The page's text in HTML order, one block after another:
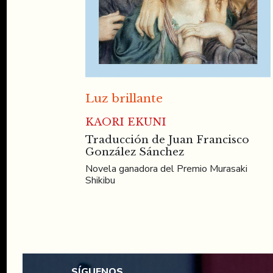
Luz brillante
KAORI EKUNI
Traducción de Juan Francisco
González Sánchez
Novela ganadora del Premio Murasaki
Shikibu